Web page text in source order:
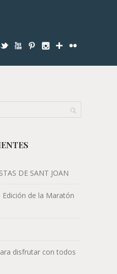
DE SANT JOAN
Edición de la Maratón
disfrutar con todos